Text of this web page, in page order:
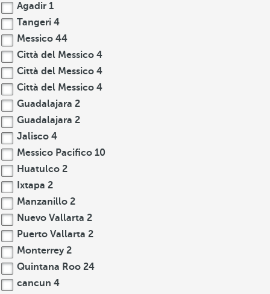
Agadir 1
Tangeri 4
Messico 44
Città del Messico 4
Città del Messico 4
Città del Messico 4
Guadalajara 2
Guadalajara 2
Jalisco 4
Messico Pacifico 10
Huatulco 2
Ixtapa 2
Manzanillo 2
Nuevo Vallarta 2
Puerto Vallarta 2
Monterrey 2
Quintana Roo 24
cancun 4